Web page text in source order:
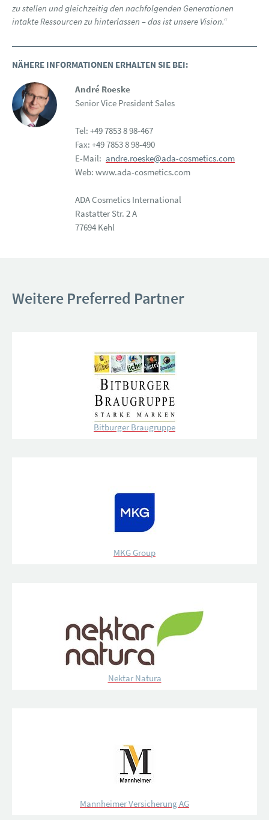
zu stellen und gleichzeitig den nachfolgenden Generationen
intakte Ressourcen zu hinterlassen – das ist unsere Vision.“
NÄHERE INFORMATIONEN ERHALTEN SIE BEI:
André Roeske
Senior Vice President Sales
Tel: +49 7853 8 98-467
Fax: +49 7853 8 98-490
E-Mail: andre.roeske@ada-cosmetics.com
Web: www.ada-cosmetics.com
ADA Cosmetics International
Rastatter Str. 2 A
77694 Kehl
Weitere Preferred Partner
Bitburger Braugruppe
MKG Group
Nektar Natura
Mannheimer Versicherung AG